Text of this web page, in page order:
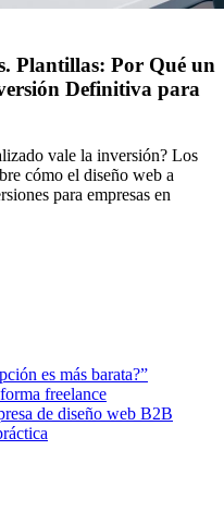
Plantillas: Por Qué un
Definitiva para
vale la inversión? Los
cómo el diseño web a
para empresas en
es más barata?”
freelance
de diseño web B2B